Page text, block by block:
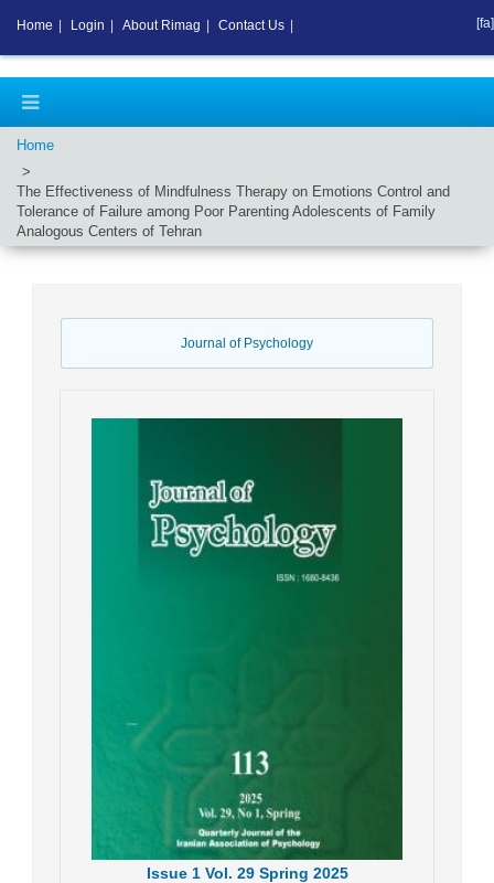
Home
The Effectiveness of Mindfulness Therapy on Emotions Control and
Tolerance of Failure among Poor Parenting Adolescents of Family
Analogous Centers of Tehran
Journal of Psychology
Issue1 Vol. 29 Spring 2025
Home Login About Rimag Contact Us [fa]